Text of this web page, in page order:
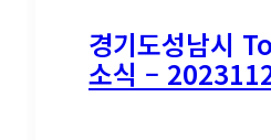
경기도성남시
소식 –